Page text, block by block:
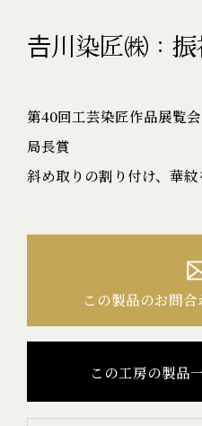
𠮷川染匠㈱：
第40回工芸染匠作品展覧
局長賞
斜め取りの割り付け、華
この製品のお問
この工房の製品